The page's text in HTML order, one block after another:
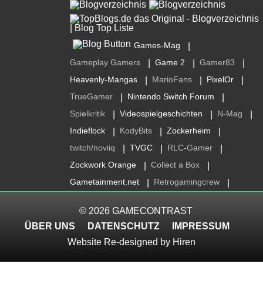
Games-Mag
Gameplay Gamers Game 2 Gamer83
Heavenly-Mangas MarioFans PixelOr
TrueGamer Nintendo Switch Forum
Spielkritik Videospielgeschichten N-Mag
Indieflock KodyBits Zockerheim
twitch/noviiq TVGC RLC-Gamer
Zockwork Orange Collect a Box
Gametainment.net Retrogamingcrew
© 2026 GAMECONTRAST
ÜBER UNS
DATENSCHUTZ
IMPRESSUM
Website Re-designed by Hiren